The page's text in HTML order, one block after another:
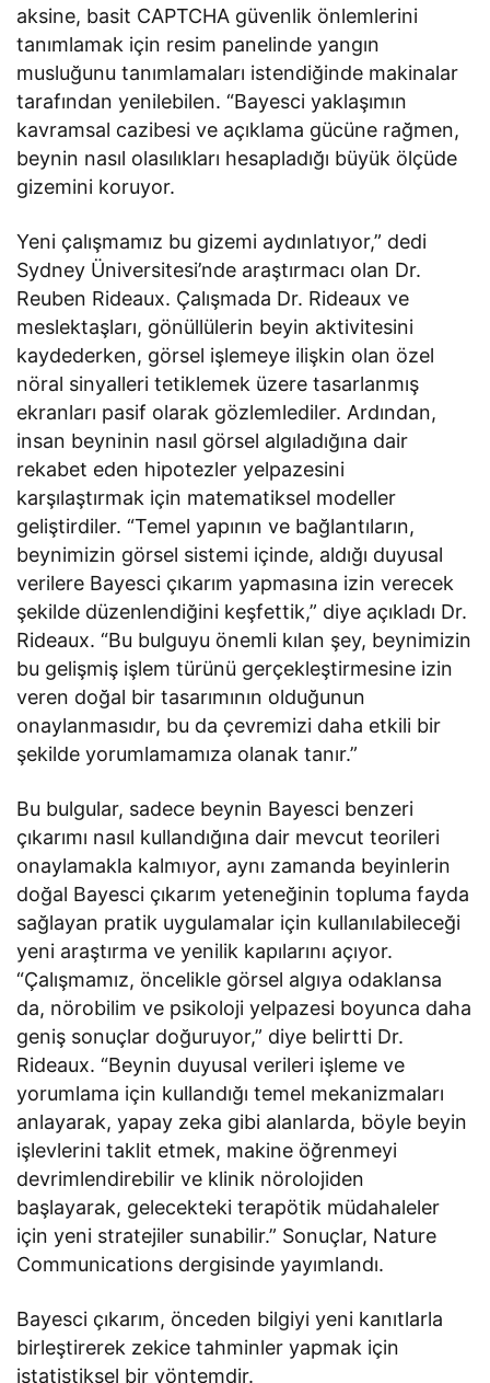
aksine, basit CAPTCHA güvenlik önlemlerini
tanımlamak için resim panelinde yangın
musluğunu tanımlamaları istendiğinde makinalar
tarafından yenilebilen. “Bayesci yaklaşımın
kavramsal cazibesi ve açıklama gücüne rağmen,
beynin nasıl olasılıkları hesapladığı büyük ölçüde
gizemini koruyor.
Yeni çalışmamız bu gizemi aydınlatıyor,” dedi
Sydney Üniversitesi’nde araştırmacı olan Dr.
Reuben Rideaux. Çalışmada Dr. Rideaux ve
meslektaşları, gönüllülerin beyin aktivitesini
kaydederken, görsel işlemeye ilişkin olan özel
nöral sinyalleri tetiklemek üzere tasarlanmış
ekranları pasif olarak gözlemlediler. Ardından,
insan beyninin nasıl görsel algıladığına dair
rekabet eden hipotezler yelpazesini
karşılaştırmak için matematiksel modeller
geliştirdiler. “Temel yapının ve bağlantıların,
beynimizin görsel sistemi içinde, aldığı duyusal
verilere Bayesci çıkarım yapmasına izin verecek
şekilde düzenlendiğini keşfettik,” diye açıkladı Dr.
Rideaux. “Bu bulguyu önemli kılan şey, beynimizin
bu gelişmiş işlem türünü gerçekleştirmesine izin
veren doğal bir tasarımının olduğunun
onaylanmasıdır, bu da çevremizi daha etkili bir
şekilde yorumlamamıza olanak tanır.”
Bu bulgular, sadece beynin Bayesci benzeri
çıkarımı nasıl kullandığına dair mevcut teorileri
onaylamakla kalmıyor, aynı zamanda beyinlerin
doğal Bayesci çıkarım yeteneğinin topluma fayda
sağlayan pratik uygulamalar için kullanılabileceği
yeni araştırma ve yenilik kapılarını açıyor.
“Çalışmamız, öncelikle görsel algıya odaklansa
da, nörobilim ve psikoloji yelpazesi boyunca daha
geniş sonuçlar doğuruyor,” diye belirtti Dr.
Rideaux. “Beynin duyusal verileri işleme ve
yorumlama için kullandığı temel mekanizmaları
anlayarak, yapay zeka gibi alanlarda, böyle beyin
işlevlerini taklit etmek, makine öğrenmeyi
devrimlendirebilir ve klinik nörolojiden
başlayarak, gelecekteki terapötik müdahaleler
için yeni stratejiler sunabilir.” Sonuçlar, Nature
Communications dergisinde yayımlandı.
Bayesci çıkarım, önceden bilgiyi yeni kanıtlarla
birleştirerek zekice tahminler yapmak için
istatistiksel bir yöntemdir.